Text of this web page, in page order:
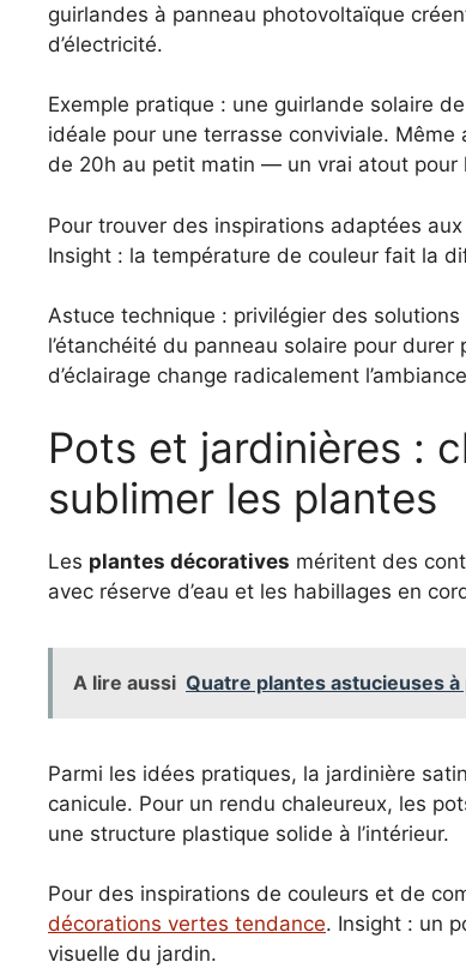
guirlandes à panneau photovoltaïque
d’électricité.
Exemple pratique : une guirlande solaire
idéale pour une terrasse conviviale.
de 20h au petit matin — un vrai atout pour
Pour trouver des inspirations adaptées
Insight : la température de couleur fait la
Astuce technique : privilégier des
l’étanchéité du panneau solaire pour
d’éclairage change radicalement
Pots et jardinières :
sublimer les plantes
Les plantes décoratives méritent des
avec réserve d’eau et les habillages en
A lire aussi Quatre plantes astucieuses
Parmi les idées pratiques, la jardinière
canicule. Pour un rendu chaleureux, les
une structure plastique solide à l’intérieur.
Pour des inspirations de couleurs et de
décorations vertes tendance. Insight : un
visuelle du jardin.